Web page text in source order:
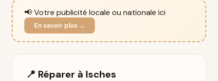
📢 Votre publicité locale ou nationale ici
En savoir plus →
📍 Réparer à Isches